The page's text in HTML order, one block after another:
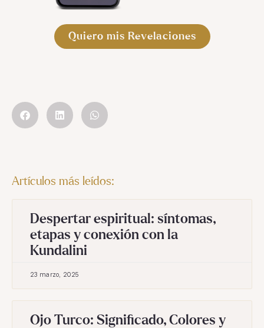
Quiero mis Revelaciones
Artículos más leídos:
Despertar espiritual: síntomas,
etapas y conexión con la
Kundalini
23 marzo, 2025
Ojo Turco: Significado, Colores y